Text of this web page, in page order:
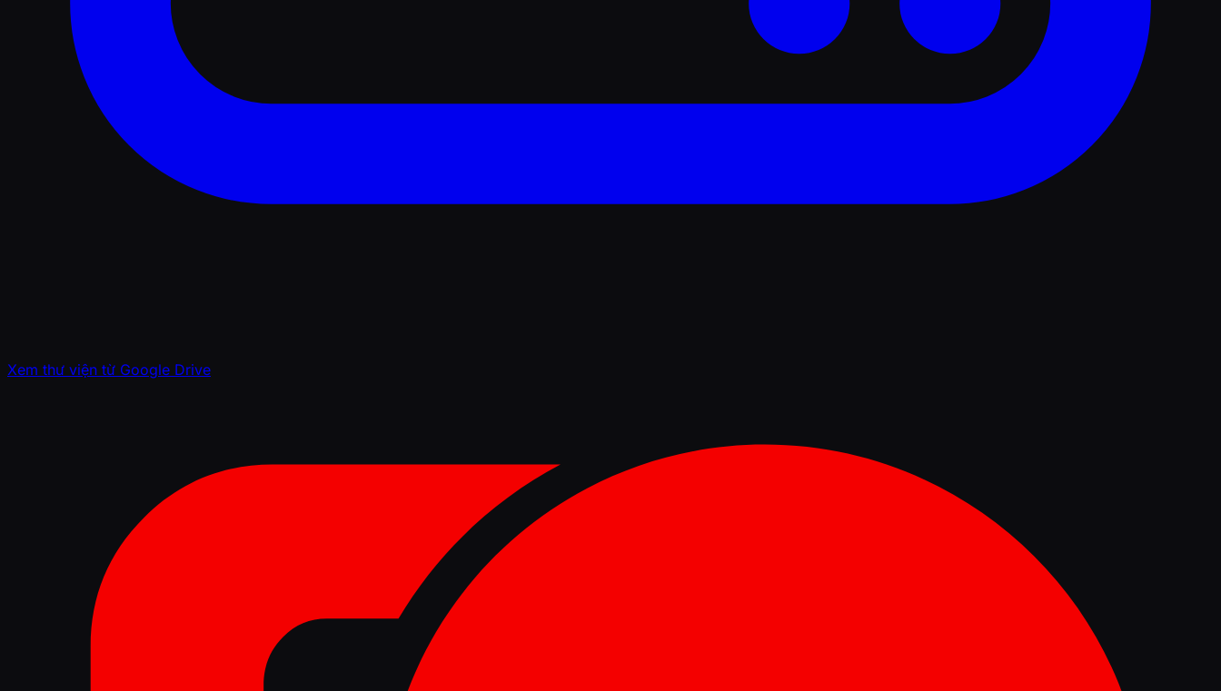
Xem thư viện từ Google Drive